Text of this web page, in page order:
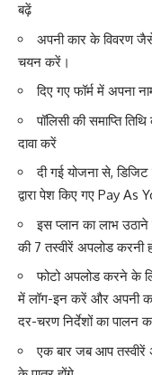
बढ़ें
अपनी कार के विवरण
चयन करें।
दिए गए फॉर्म में अपना
पॉलिसी की समाप्ति
दावा करें
दी गई योजना से,
द्वारा पेश किए गए Pay
इस प्लान का लाभ उठाने
की 7 तस्वीरें अपलोड करनी
फोटो अपलोड करने के
में लॉग-इन करें और अपनी
दर-चरण निर्देशों का पालन
एक बार जब आप